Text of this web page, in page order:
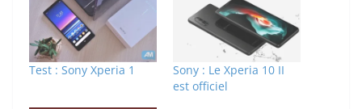
Test : Sony Xperia 1
Sony : Le Xperia 10 II
est officiel